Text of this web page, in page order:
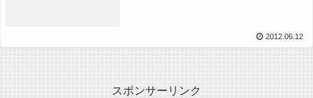
2012.06.12
スポンサーリンク